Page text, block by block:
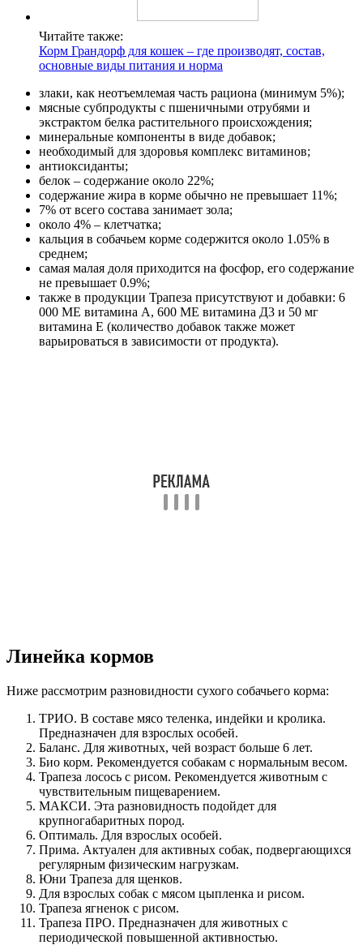
Читайте также:
Корм Грандорф для кошек – где производят, состав,
основные виды питания и норма
злаки, как неотъемлемая часть рациона (минимум 5%);
мясные субпродукты с пшеничными отрубями и
экстрактом белка растительного происхождения;
минеральные компоненты в виде добавок;
необходимый для здоровья комплекс витаминов;
антиоксиданты;
белок – содержание около 22%;
содержание жира в корме обычно не превышает 11%;
7% от всего состава занимает зола;
около 4% – клетчатка;
кальция в собачьем корме содержится около 1.05% в
среднем;
самая малая доля приходится на фосфор, его содержание
не превышает 0.9%;
также в продукции Трапеза присутствуют и добавки: 6
000 МЕ витамина А, 600 МЕ витамина Д3 и 50 мг
витамина Е (количество добавок также может
варьироваться в зависимости от продукта).
Линейка кормов
Ниже рассмотрим разновидности сухого собачьего корма:
ТРИО. В составе мясо теленка, индейки и кролика.
Предназначен для взрослых особей.
Баланс. Для животных, чей возраст больше 6 лет.
Био корм. Рекомендуется собакам с нормальным весом.
Трапеза лосось с рисом. Рекомендуется животным с
чувствительным пищеварением.
МАКСИ. Эта разновидность подойдет для
крупногабаритных пород.
Оптималь. Для взрослых особей.
Прима. Актуален для активных собак, подвергающихся
регулярным физическим нагрузкам.
Юни Трапеза для щенков.
Для взрослых собак с мясом цыпленка и рисом.
Трапеза ягненок с рисом.
Трапеза ПРО. Предназначен для животных с
периодической повышенной активностью.